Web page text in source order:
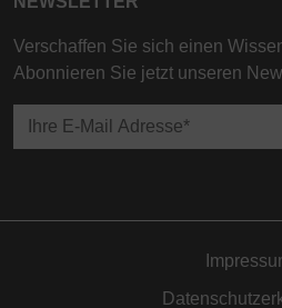
Verschaffen Sie sich einen
Abonnieren Sie jetzt unseren